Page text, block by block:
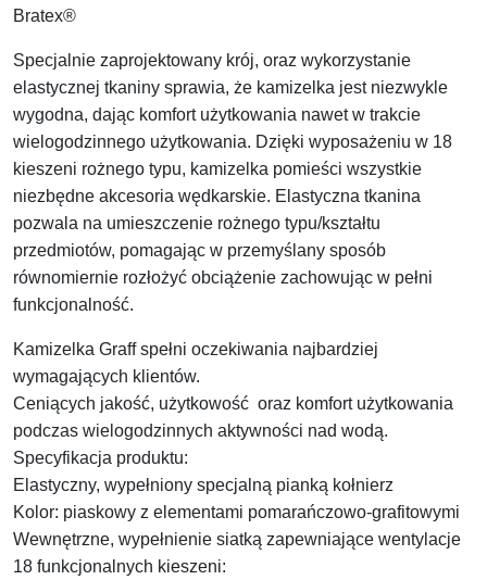
Bratex®
Specjalnie zaprojektowany krój, oraz wykorzystanie
elastycznej tkaniny sprawia, że kamizelka jest niezwykle
wygodna, dając komfort użytkowania nawet w trakcie
wielogodzinnego użytkowania. Dzięki wyposażeniu w 18
kieszeni rożnego typu, kamizelka pomieści wszystkie
niezbędne akcesoria wędkarskie. Elastyczna tkanina
pozwala na umieszczenie rożnego typu/kształtu
przedmiotów, pomagając w przemyślany sposób
równomiernie rozłożyć obciążenie zachowując w pełni
funkcjonalność.
Kamizelka Graff spełni oczekiwania najbardziej
wymagających klientów.
Ceniących jakość, użytkowość oraz komfort użytkowania
podczas wielogodzinnych aktywności nad wodą.
Specyfikacja produktu:
Elastyczny, wypełniony specjalną pianką kołnierz
Kolor: piaskowy z elementami pomarańczowo-grafitowymi
Wewnętrzne, wypełnienie siatką zapewniające wentylacje
18 funkcjonalnych kieszeni: